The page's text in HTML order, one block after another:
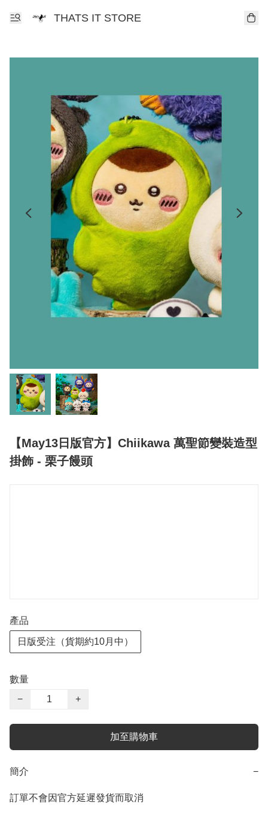
THATS IT STORE
【May13日版官方】Chiikawa 萬聖節變裝造型
掛飾 - 栗子饅頭
產品
日版受注（貨期約10月中）
數量
−
+
加至購物車
簡介 −
訂單不會因官方延遲發貨而取消